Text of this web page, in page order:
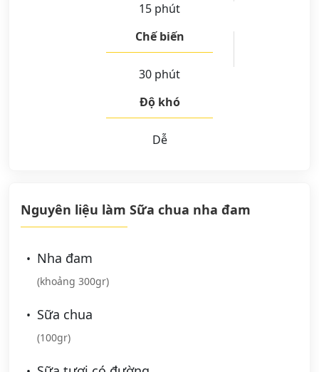
15 phút
Chế biến
30 phút
Độ khó
Dễ
Nguyên liệu làm Sữa chua nha đam
Nha đam
(khoảng 300gr)
Sữa chua
(100gr)